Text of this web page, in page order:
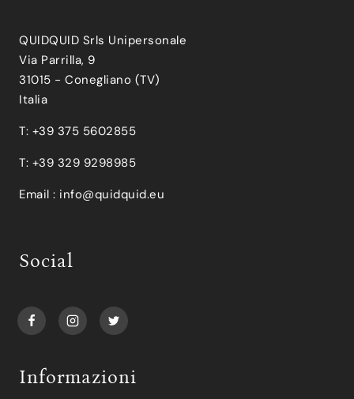
QUIDQUID Srls Unipersonale
Via Parrilla, 9
31015 - Conegliano (TV)
Italia
T: +39 375 5602855
T: +39 329 9298985
Email : info@quidquid.eu
Social
Informazioni